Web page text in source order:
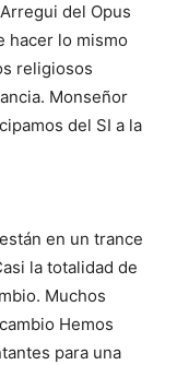
del Opus
hacer lo mismo
religiosos
Monseñor
del SI a la
en un trance
la totalidad de
Muchos
Hemos
para una